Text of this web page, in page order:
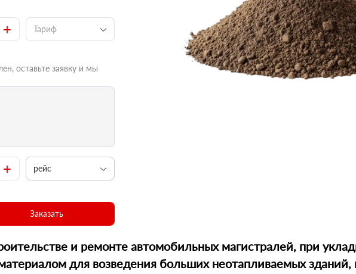
+ Тариф
оставьте заявку и мы
+ рейс
Заказать
и ремонте автомобильных магистралей, при
для возведения больших неотапливаемых зданий,